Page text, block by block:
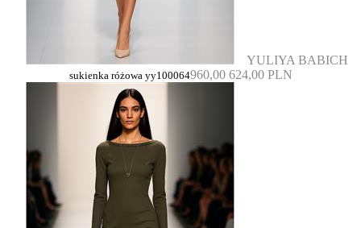
YULIYA BABICH
sukienka różowa yy100064960,00 624,00 PLN